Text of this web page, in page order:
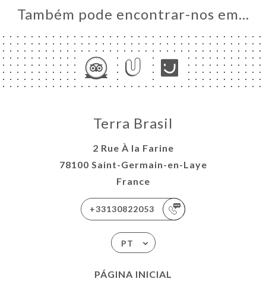
Também pode encontrar-nos em…
Terra Brasil
2 Rue À la Farine
78100 Saint-Germain-en-Laye
France
+33130822053
PT
PÁGINA INICIAL